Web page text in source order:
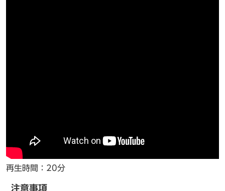
再生時間：20分
注意事項